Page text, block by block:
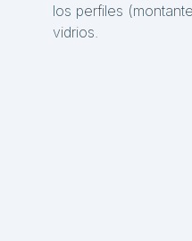
los perfiles
vidrios.